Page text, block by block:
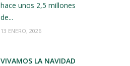
hace unos 2,5 millones
de...
13 ENERO, 2026
VIVAMOS LA NAVIDAD